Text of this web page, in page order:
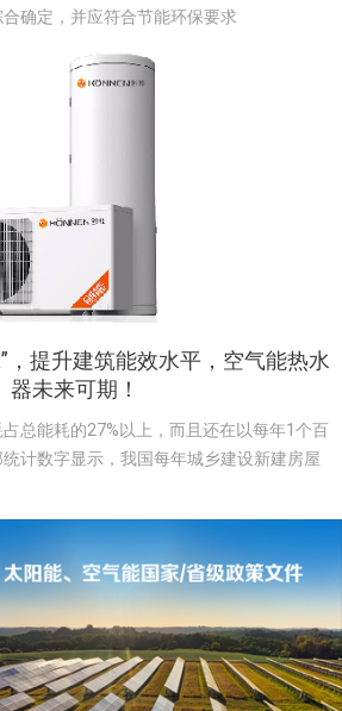
确定，并应符合节能环保要求
，提升建筑能效水平，空气能热水
器未来可期！
总能耗的27%以上，而且还在以每年1个百
计数字显示，我国每年城乡建设新建房屋